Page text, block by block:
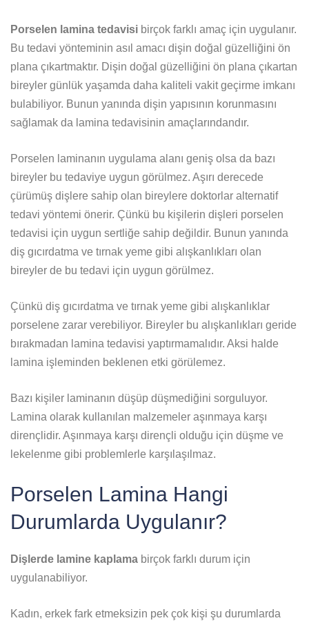
Porselen lamina tedavisi birçok farklı amaç için uygulanır.
Bu tedavi yönteminin asıl amacı dişin doğal güzelliğini ön
plana çıkartmaktır. Dişin doğal güzelliğini ön plana çıkartan
bireyler günlük yaşamda daha kaliteli vakit geçirme imkanı
bulabiliyor. Bunun yanında dişin yapısının korunmasını
sağlamak da lamina tedavisinin amaçlarındandır.
Porselen laminanın uygulama alanı geniş olsa da bazı
bireyler bu tedaviye uygun görülmez. Aşırı derecede
çürümüş dişlere sahip olan bireylere doktorlar alternatif
tedavi yöntemi önerir. Çünkü bu kişilerin dişleri porselen
tedavisi için uygun sertliğe sahip değildir. Bunun yanında
diş gıcırdatma ve tırnak yeme gibi alışkanlıkları olan
bireyler de bu tedavi için uygun görülmez.
Çünkü diş gıcırdatma ve tırnak yeme gibi alışkanlıklar
porselene zarar verebiliyor. Bireyler bu alışkanlıkları geride
bırakmadan lamina tedavisi yaptırmamalıdır. Aksi halde
lamina işleminden beklenen etki görülemez.
Bazı kişiler laminanın düşüp düşmediğini sorguluyor.
Lamina olarak kullanılan malzemeler aşınmaya karşı
dirençlidir. Aşınmaya karşı dirençli olduğu için düşme ve
lekelenme gibi problemlerle karşılaşılmaz.
Porselen Lamina Hangi
Durumlarda Uygulanır?
Dişlerde lamine kaplama birçok farklı durum için
uygulanabiliyor.
Kadın, erkek fark etmeksizin pek çok kişi şu durumlarda